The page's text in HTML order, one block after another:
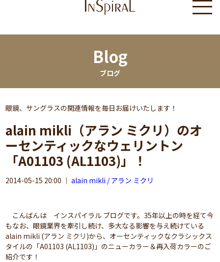
Blog
ブログ
眼鏡、サングラスの関連情報を毎日お届けいたします！
alain mikli（アラン ミクリ）のオ
ーセンティックなウェリントン
「A01103 (AL1103)」！
2014-05-15 20:00 ｜alain mikli / アラン ミクリ
こんばんは インスパイラル ブログです。35年以上の時を経て今
もなお、眼鏡業界を牽引し続け、多大なる影響を与え続けている
alain mikli (アラン ミクリ)から、オーセンティックなクラシックス
タイルの「A01103 (AL1103)」のニューカラー＆再入荷カラーのご
紹介です！